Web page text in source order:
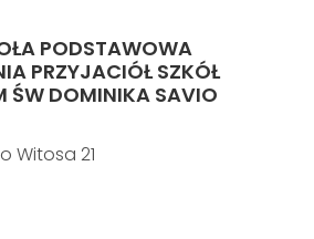
PODSTAWOWA
PRZYJACIÓŁ SZKÓŁ
ŚW DOMINIKA SAVIO
Witosa 21